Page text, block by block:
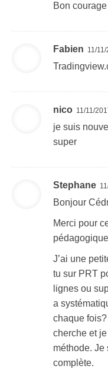
Bon courage
Fabien 11/
nico 11/11/
je suis
super
Stephane
Bonjour
Merci pour
J’ai une
tu sur PRT
lignes ou
a
chaque
cherche et
méthode. Je
complète.